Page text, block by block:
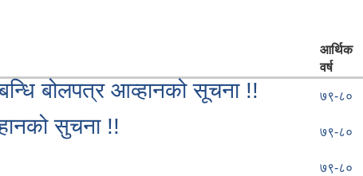
आर्थिक
वर्ष
बोलपत्र आव्हानको सूचना !! ७९-८०
सुचना !! ७९-८०
७९-८०